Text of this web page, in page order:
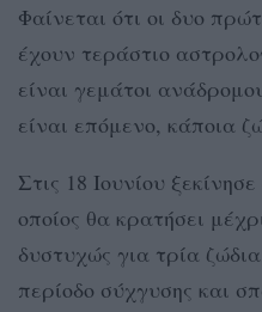
Φαίνεται ότι οι δυο
έχουν τεράστιο
είναι γεμάτοι
είναι επόμενο, κάποια
Στις 18 Ιουνίου
οποίος θα κρατήσει
δυστυχώς για τρία
περίοδο σύχγυσης και